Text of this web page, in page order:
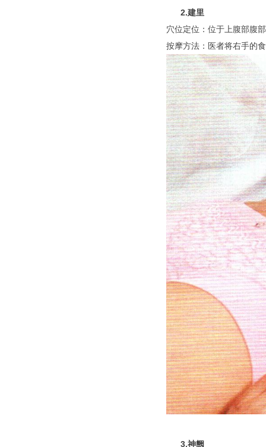
2.建里
穴位定位：位于上腹部腹
按摩方法：医者将右手的
3.神阙